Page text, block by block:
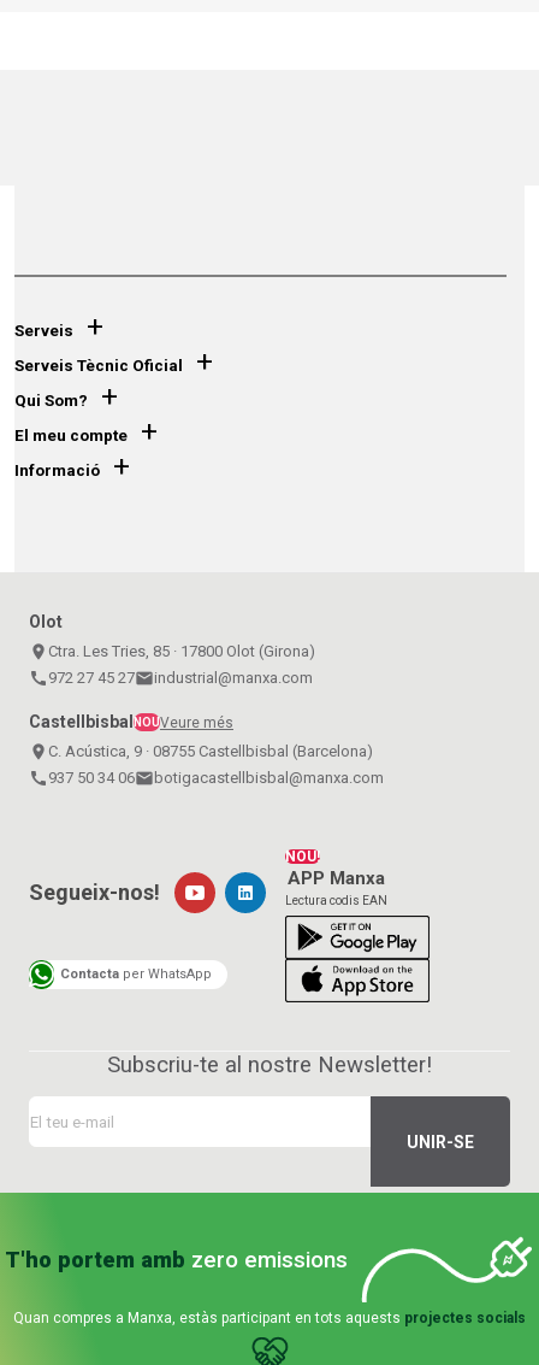
Serveis +
Serveis Tècnic Oficial +
Qui Som? +
El meu compte +
Informació +
Olot
place Ctra. Les Tries, 85 · 17800 Olot (Girona)
call 972 27 45 27emailindustrial@manxa.com
Castellbisbal NOUVeure més
place C. Acústica, 9 · 08755 Castellbisbal (Barcelona)
call 937 50 34 06email botigacastellbisbal@manxa.com
NOU!
APP Manxa
Lectura codis EAN
Segueix-nos!
Contacta per WhatsApp
Subscriu-te al nostre Newsletter!
T'ho portem amb zero emissions
Quan compres a Manxa, estàs participant en tots aquests projectes socials